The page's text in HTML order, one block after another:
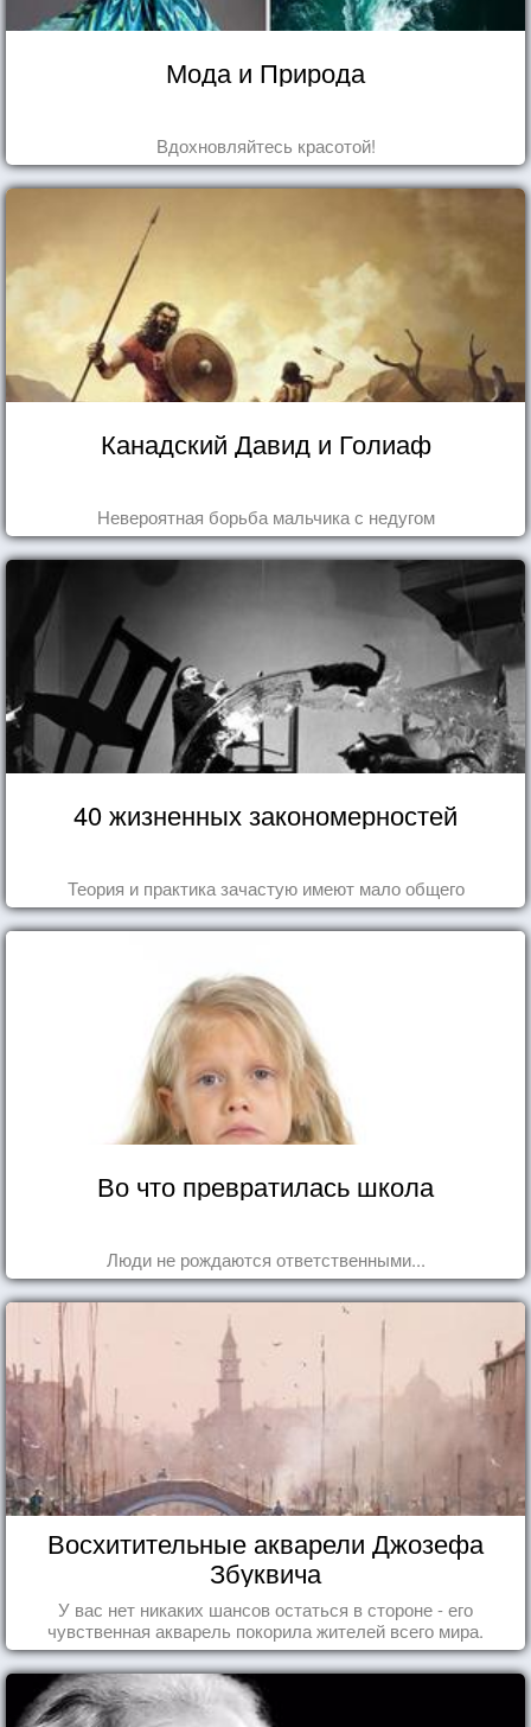
Мода и Природа
Вдохновляйтесь красотой!
Канадский Давид и Голиаф
Невероятная борьба мальчика с недугом
40 жизненных закономерностей
Теория и практика зачастую имеют мало общего
Во что превратилась школа
Люди не рождаются ответственными...
Восхитительные акварели Джозефа
Збуквича
У вас нет никаких шансов остаться в стороне - его
чувственная акварель покорила жителей всего мира.